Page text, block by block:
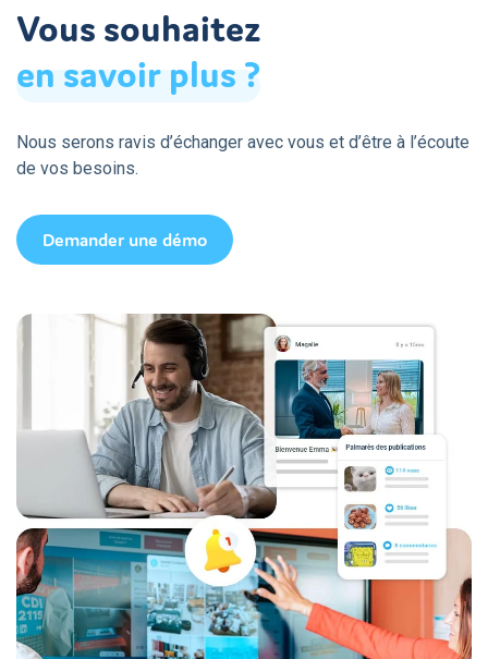
Vous souhaitez
en savoir plus ?
Nous serons ravis d’échanger avec vous et d’être à l’écoute
de vos besoins.
Demander une démo